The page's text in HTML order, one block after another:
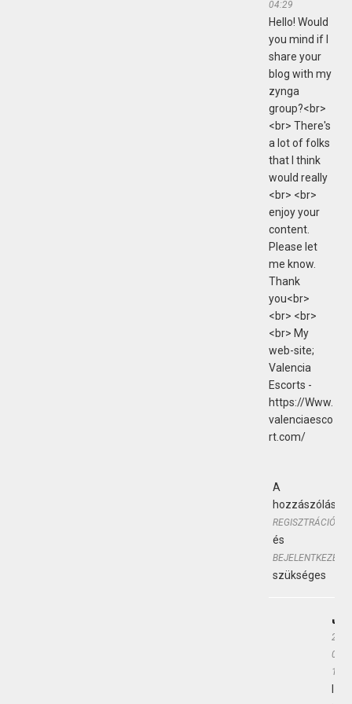
04:29
Hello! Would
you mind if I
share your
blog with my
zynga
group?<br>
<br> There's
a lot of folks
that I think
would really
<br> <br>
enjoy your
content.
Please let
me know.
Thank
you<br>
<br> <br>
<br> My
web-site;
Valencia
Escorts -
https://Www.
valenciaesco
rt.com/
A
REGISZTRÁCIÓ
és
BEJELENTKEZÉS
szükséges
04-